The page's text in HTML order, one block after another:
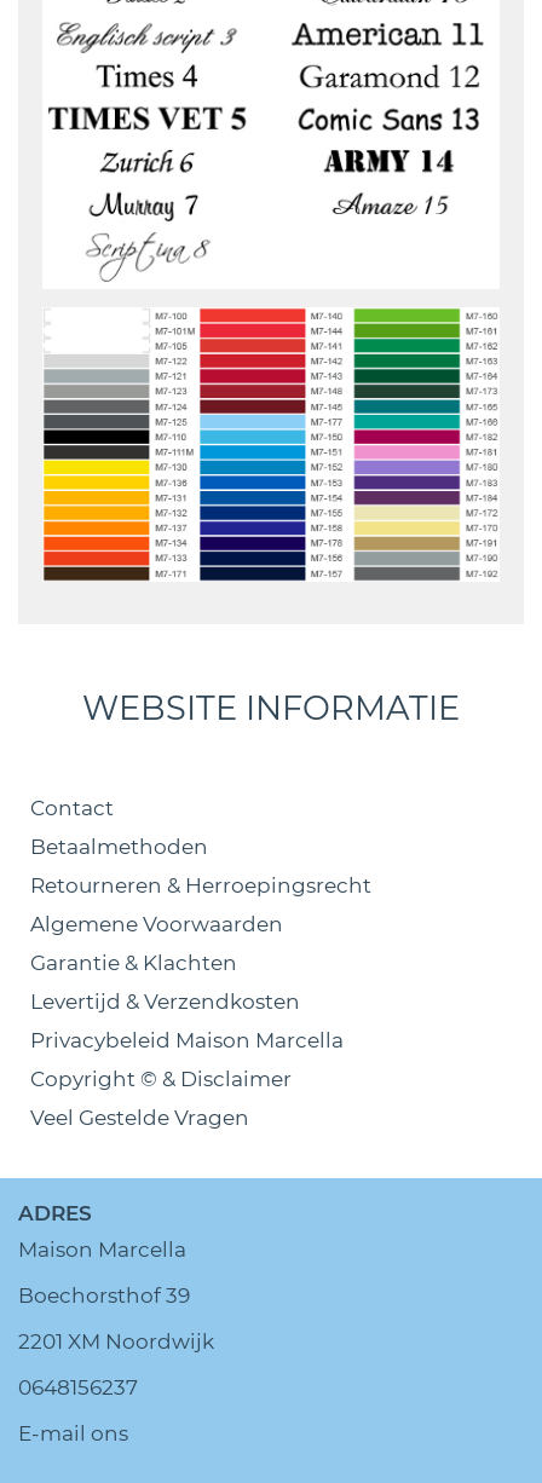
WEBSITE INFORMATIE
Contact
Betaalmethoden
Retourneren & Herroepingsrecht
Algemene Voorwaarden
Garantie & Klachten
Levertijd & Verzendkosten
Privacybeleid Maison Marcella
Copyright © & Disclaimer
Veel Gestelde Vragen
ADRES
Maison Marcella
Boechorsthof 39
2201 XM Noordwijk
0648156237
E-mail ons